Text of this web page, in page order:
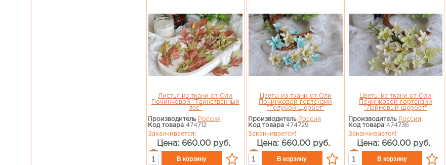
Листья из ткани от Оли
Починковой "Таинственный
лес"
Производитель Россия
Код товара 474712
Заканчивается!
Цена: 660.00 руб.
Цветы из ткани от Оли
Починковой гортензии
"Голубой щербет"
Производитель Россия
Код товара474729
Заканчивается!
Цена: 660.00 руб.
Цветы из ткани от Оли
Починковой гортензии
"Лаймовый щербет"
Производитель Россия
Код товара474736
Заканчивается!
Цена: 660.00 руб.